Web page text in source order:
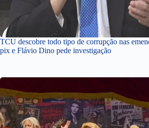
TCU descobre todo tipo de corrupção nas
pix e Flávio Dino pede investigação